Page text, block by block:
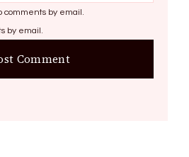
comments by email.
by email.